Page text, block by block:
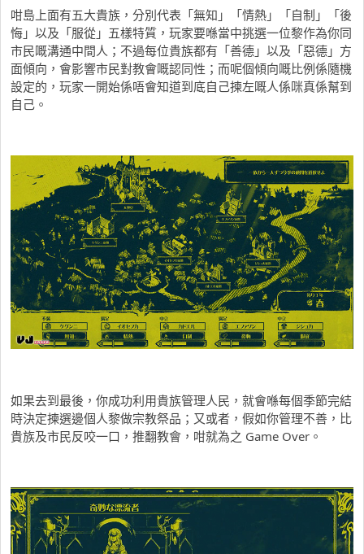
咁島上面有五大貴族，分別代表「無知」「情熱」「自制」「後
悔」以及「服從」五樣特質，玩家要喺當中挑選一位黎作為你同
市民嘅溝通中間人；不過每位貴族都有「善德」以及「惡德」方
面傾向，會影響市民對教會嘅認同性；而呢個傾向嘅比例係隨機
設定的，玩家一開始係唔會知道到底自己揀左嘅人係咪真係幫到
自己。
如果去到最後，你成功利用貴族管理人民，就會喺每個季節完結
時決定揀選邊個人黎做宗教祭品；又或者，假如你管理不善，比
貴族及市民反咬一口，推翻教會，咁就為之 Game Over。